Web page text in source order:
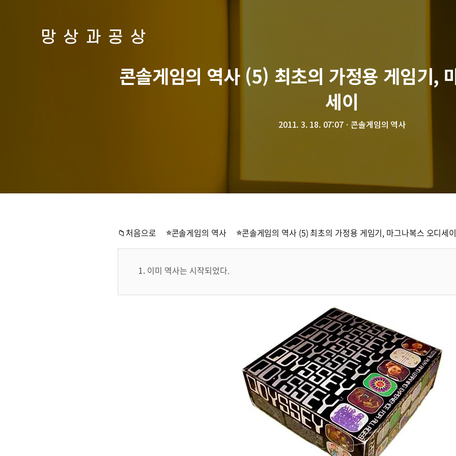
망상과공상
콘솔게임의 역사 (5) 최초의 가정용 게임기,
세이
2011. 3. 18. 07:07ㆍ콘솔게임의 역사
📁처음으로 콘솔게임의 역사 콘솔게임의 역사 (5) 최초의 가정용 게임기, 마그나복스 오디세
이미 역사는 시작되었다.